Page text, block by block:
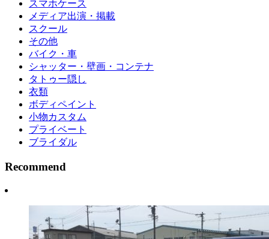
スマホケース
メディア出演・掲載
スクール
その他
バイク・車
シャッター・壁画・コンテナ
タトゥー隠し
衣類
ボディペイント
小物カスタム
プライベート
ブライダル
Recommend